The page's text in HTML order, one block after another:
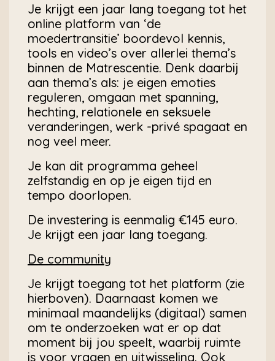
Je krijgt een jaar lang toegang tot het
online platform van ‘de
moedertransitie’ boordevol kennis,
tools en video’s over allerlei thema’s
binnen de Matrescentie. Denk daarbij
aan thema’s als: je eigen emoties
reguleren, omgaan met spanning,
hechting, relationele en seksuele
veranderingen, werk -privé spagaat en
nog veel meer.
Je kan dit programma geheel
zelfstandig en op je eigen tijd en
tempo doorlopen.
De investering is eenmalig €145 euro.
Je krijgt een jaar lang toegang.
De community
Je krijgt toegang tot het platform (zie
hierboven). Daarnaast komen we
minimaal maandelijks (digitaal) samen
om te onderzoeken wat er op dat
moment bij jou speelt, waarbij ruimte
is voor vragen en uitwisseling. Ook